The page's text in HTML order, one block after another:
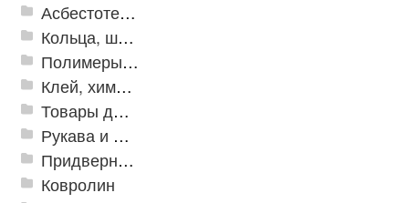
Асбестотехнические и теплоизоляционные материалы
Кольца, шайбы, манжеты
Полимеры и пластики
Клей, химия, сопутствующие товары
Товары для дома
Рукава и шланги промышленные
Придверные решетки
Ковролин